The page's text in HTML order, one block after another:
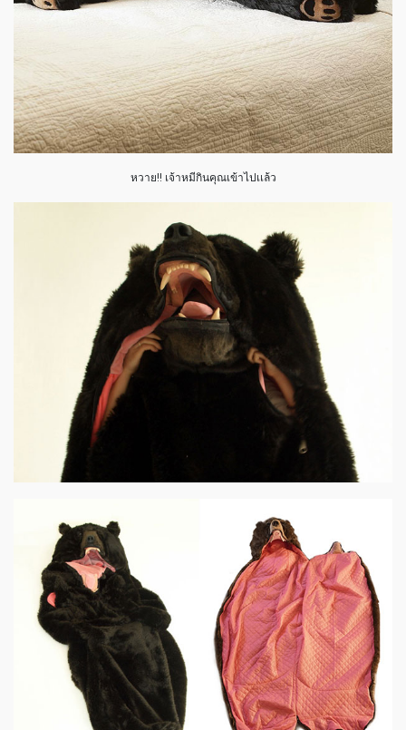
หวาย!! เจ้าหมีกินคุณเข้าไปเเล้ว